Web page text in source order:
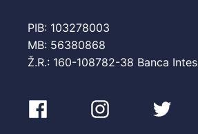
PIB: 103278003
MB: 56380868
Ž.R.: 160-108782-38 Banca